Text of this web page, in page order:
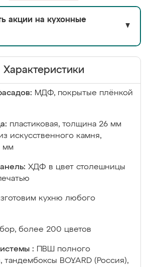
акции на кухонные
▼
Характеристики
МДФ, покрытые плёнкой
пластиковая, толщина 26 мм
искусственного камня,
мм
ХДФ в цвет столешницы
кухню любого
более 200 цветов
:
ПВШ полного
тандембоксы BOYARD (Россия),